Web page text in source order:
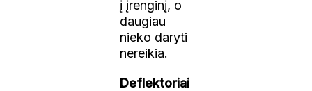
į įrenginį, o
daugiau
nieko daryti
nereikia.
Deflektoriai